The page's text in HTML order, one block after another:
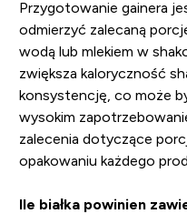
Przygotowanie gainera
odmierzyć zalecaną
wodą lub mlekiem w
zwiększa kaloryczność
konsystencję, co może
wysokim
zalecenia dotyczące
opakowaniu każdego
Ile białka powinien